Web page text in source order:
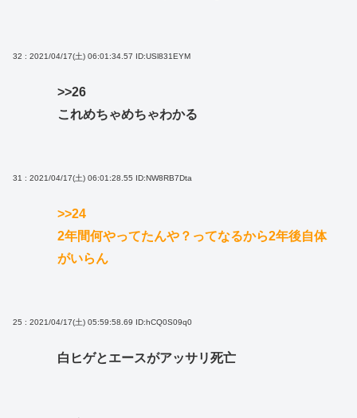
32 : 2021/04/17(土) 06:01:34.57 ID:USl831EYM
>>26
これめちゃめちゃわかる
31 : 2021/04/17(土) 06:01:28.55 ID:NW8RB7Dta
>>24
2年間何やってたんや？ってなるから2年後自体
がいらん
25 : 2021/04/17(土) 05:59:58.69 ID:hCQ0S09q0
白ヒゲとエースがアッサリ死亡